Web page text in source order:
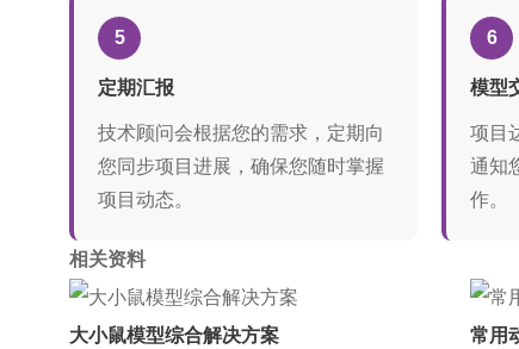
5
定期汇报
技术顾问会根据您的需求，定期向
您同步项目进展，确保您随时掌握
项目动态。
6
模型
项目
通知
作。
相关资料
大小鼠模型综合解决方案
常用